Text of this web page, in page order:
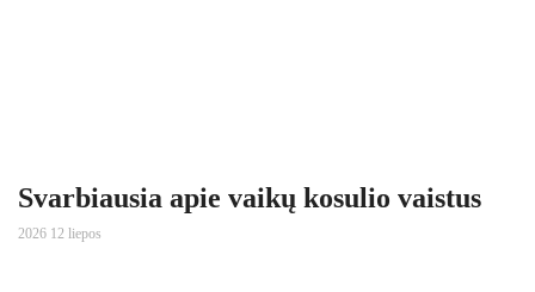
Svarbiausia apie vaikų kosulio vaistus
2026 12 liepos